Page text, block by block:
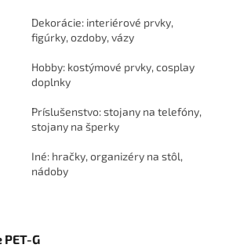
Dekorácie: interiérové prvky,
figúrky, ozdoby, vázy
Hobby: kostýmové prvky, cosplay
doplnky
Príslušenstvo: stojany na telefóny,
stojany na šperky
Iné: hračky, organizéry na stôl,
nádoby
G